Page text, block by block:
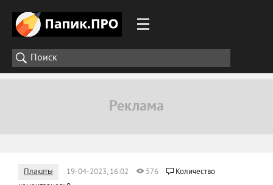
Плакаты 19-04-2023, 16:02 576
Количество